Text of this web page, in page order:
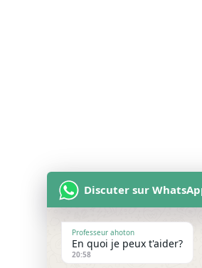
Discuter sur
Professeur ahoton
En quoi je peux t'aider?
20:58